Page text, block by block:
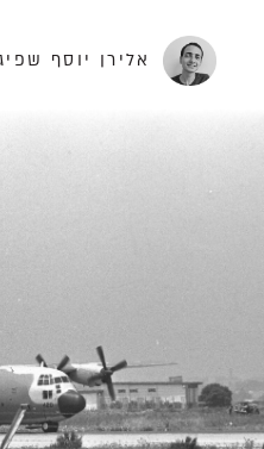
דוד מלמד